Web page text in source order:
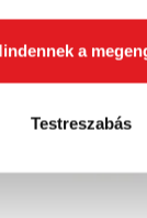
a
Testreszabás